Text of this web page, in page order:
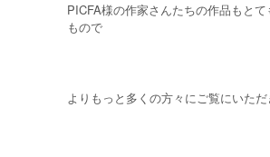
PICFA様の作家さんたちの作品もと
もので
よりもっと多くの方々にご覧にいただ